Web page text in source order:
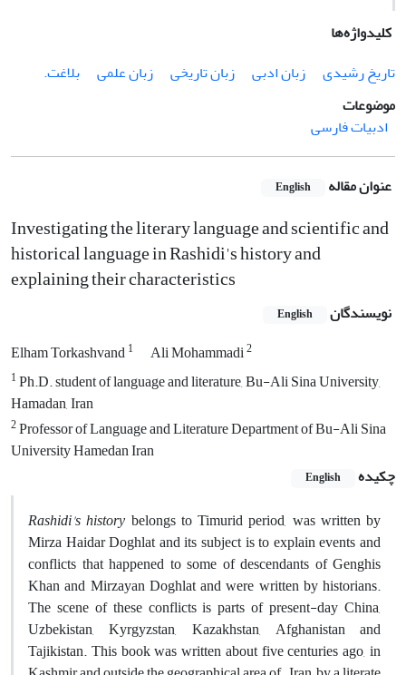
کلیدواژه‌ها
تاریخ رشیدی
زبان ‏ادبی زبان تاریخی ‏زبان علمی
بلاغت.‏
موضوعات
ادبیات فارسی
عنوان مقاله English
Investigating the literary language and scientific and
historical language ‎in Rashidi's history and
explaining their characteristics
نویسندگان English
Elham Torkashvand1 Ali Mohammadi2
1Ph.D. student of language and literature, Bu-Ali Sina University,
Hamadan, Iran‎
2Professor of Language and Literature Department of Bu-Ali Sina
University Hamedan Iran
چکیده
English
Rashidi's history belongs to Timurid period, was written by
Mirza Haidar Doghlat and its subject is to explain events and
conflicts that happened to some of descendants of Genghis
Khan and Mirzayan Doghlat and were written by historians.
The scene of these conflicts is parts of present-day China,
Uzbekistan, Kyrgyzstan, Kazakhstan, Afghanistan and
Tajikistan. This book was written about five centuries ago, in